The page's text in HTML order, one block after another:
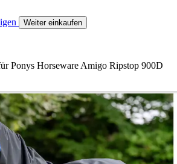
Weiter einkaufen
Ponys Horseware Amigo Ripstop 900D